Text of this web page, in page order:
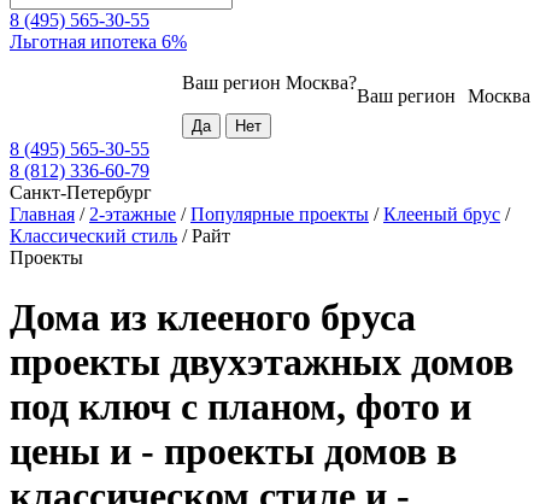
8 (495) 565-30-55
Льготная ипотека 6%
Москва
Ваш регион
Ваш регион Москва?
8 (495) 565-30-55
8 (812) 336-60-79
Санкт-Петербург
Главная / 2-этажные /Популярные проекты /Клееный брус /
Классический стиль /Райт
Проекты
Дома из клееного бруса
проекты двухэтажных домов
под ключ с планом, фото и
цены и - проекты домов в
классическом стиле и -